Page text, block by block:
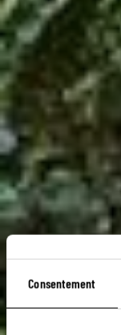
Consentement